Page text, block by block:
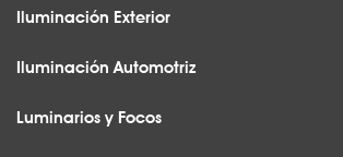
Iluminación Exterior
Iluminación Automotriz
Luminarios y Focos